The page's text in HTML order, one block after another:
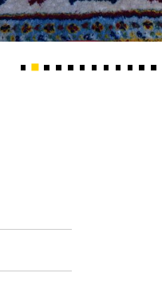
1 2 3 4 5 6 7 8 9 10 11 12